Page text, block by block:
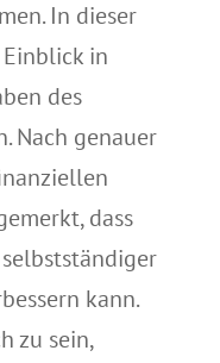
In dieser
in
des
Nach genauer
dass
kann.
zu sein,